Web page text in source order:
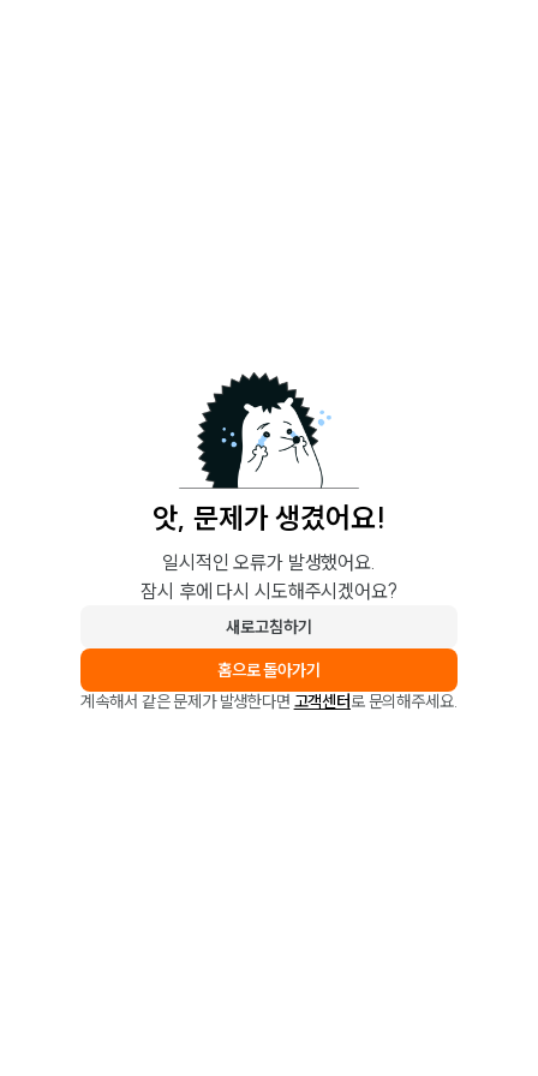
앗, 문제가 생겼어요!
일시적인 오류가 발생했어요.
잠시 후에 다시 시도해주시겠어요?
새로고침하기
홈으로 돌아가기
계속해서 같은 문제가 발생한다면 고객센터로 문의해주세요.